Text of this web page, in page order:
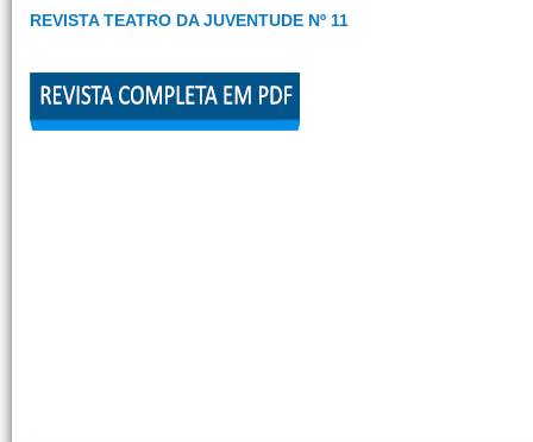
REVISTA TEATRO DA JUVENTUDE Nº 11